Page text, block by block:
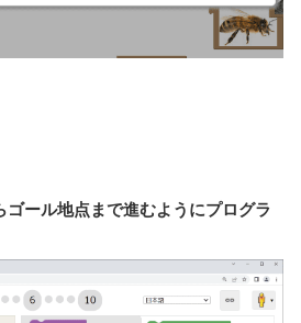
ゴール地点まで進むようにプログラ